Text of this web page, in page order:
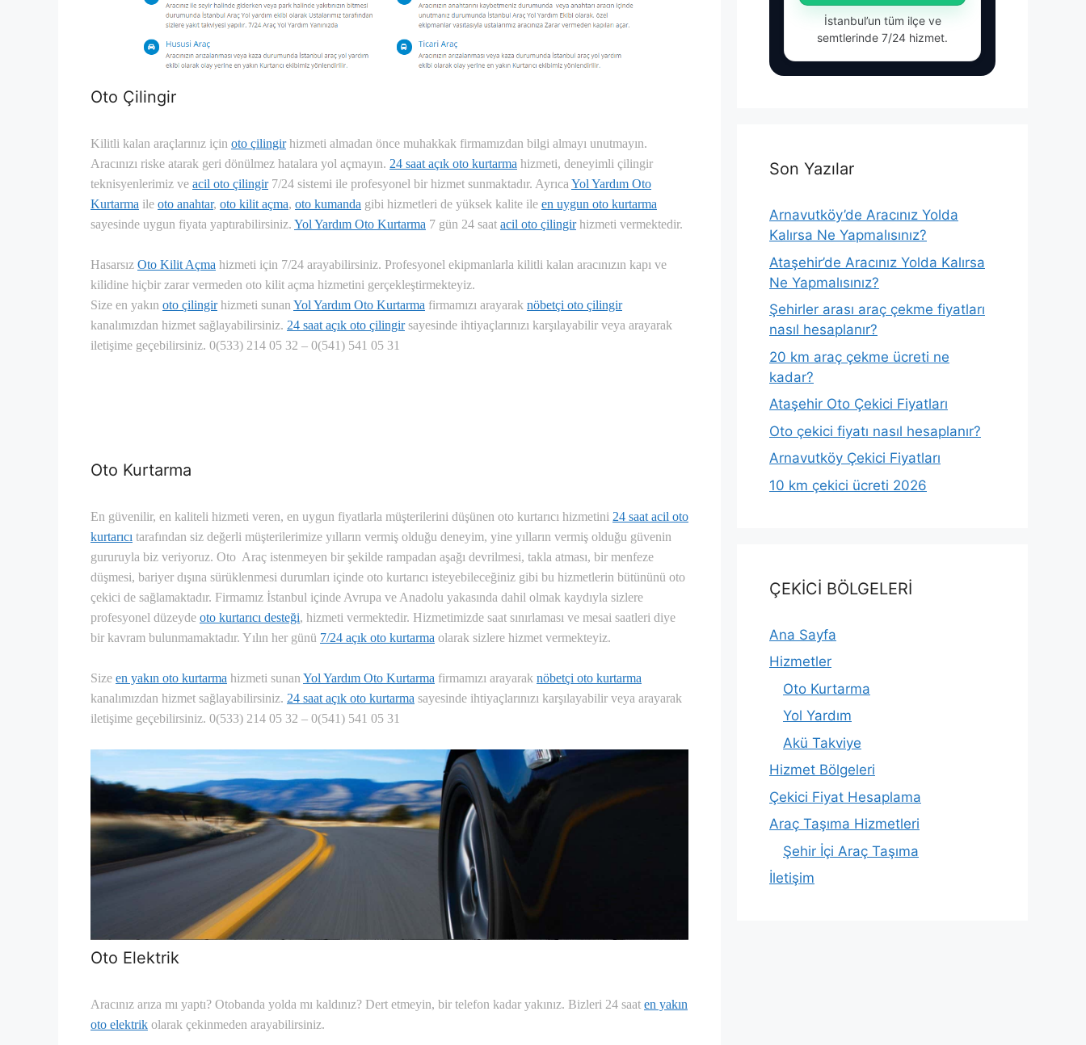
Oto Çilingir
Kilitli kalan araçlarınız için oto çilingirhizmeti almadan önce muhakkak firmamızdan bilgi almayı unutmayın.
Aracınızı riske atarak geri dönülmez hatalara yol açmayın. 24 saat açık oto kurtarma hizmeti, deneyimli çilingir
teknisyenlerimiz ve acil oto çilingir7/24 sistemi ile profesyonel bir hizmet sunmaktadır. Ayrıca Yol Yardım Oto
Kurtarma ile oto anahtar, oto kilit açma, oto kumanda gibi hizmetleri de yüksek kalite ile en uygun oto kurtarma
sayesinde uygun fiyata yaptırabilirsiniz. Yol Yardım Oto Kurtarma 7 gün 24 saat acil oto çilingirhizmeti vermektedir.
Hasarsız Oto Kilit Açma hizmeti için 7/24 arayabilirsiniz. Profesyonel ekipmanlarla kilitli kalan aracınızın kapı ve
kilidine hiçbir zarar vermeden oto kilit açma hizmetini gerçekleştirmekteyiz.
Size en yakın oto çilingirhizmeti sunan Yol Yardım Oto Kurtarma firmamızı arayarak nöbetçi oto çilingir
kanalımızdan hizmet sağlayabilirsiniz. 24 saat açık oto çilingirsayesinde ihtiyaçlarınızı karşılayabilir veya arayarak
iletişime geçebilirsiniz. 0(533) 214 05 32 – 0(541) 541 05 31
Oto Kurtarma
En güvenilir, en kaliteli hizmeti veren, en uygun fiyatlarla müşterilerini düşünen oto kurtarıcı hizmetini 24 saat acil oto
kurtarıcı tarafından siz değerli müşterilerimize yılların vermiş olduğu deneyim, yine yılların vermiş olduğu güvenin
gururuyla biz veriyoruz. Oto Araç istenmeyen bir şekilde rampadan aşağı devrilmesi, takla atması, bir menfeze
düşmesi, bariyer dışına sürüklenmesi durumları içinde oto kurtarıcı isteyebileceğiniz gibi bu hizmetlerin bütününü oto
çekici de sağlamaktadır. Firmamız İstanbul içinde Avrupa ve Anadolu yakasında dahil olmak kaydıyla sizlere
profesyonel düzeyde oto kurtarıcı desteği, hizmeti vermektedir. Hizmetimizde saat sınırlaması ve mesai saatleri diye
bir kavram bulunmamaktadır. Yılın her günü 7/24 açık oto kurtarma olarak sizlere hizmet vermekteyiz.
Size en yakın oto kurtarma hizmeti sunan Yol Yardım Oto Kurtarma firmamızı arayarak nöbetçi oto kurtarma
kanalımızdan hizmet sağlayabilirsiniz. 24 saat açık oto kurtarma sayesinde ihtiyaçlarınızı karşılayabilir veya arayarak
iletişime geçebilirsiniz. 0(533) 214 05 32 – 0(541) 541 05 31
Oto Elektrik
Aracınız arıza mı yaptı? Otobanda yolda mı kaldınız? Dert etmeyin, bir telefon kadar yakınız. Bizleri 24 saat en yakın
oto elektrik olarak çekinmeden arayabilirsiniz.
İstanbul’un tüm ilçe ve
semtlerinde 7/24 hizmet.
Son Yazılar
Arnavutköy’de Aracınız Yolda
Kalırsa Ne Yapmalısınız?
Ataşehir’de Aracınız Yolda Kalırsa
Ne Yapmalısınız?
Şehirler arası araç çekme fiyatları
nasıl hesaplanır?
20 km araç çekme ücreti ne
kadar?
Ataşehir Oto Çekici Fiyatları
Oto çekici fiyatı nasıl hesaplanır?
Arnavutköy Çekici Fiyatları
10 km çekici ücreti 2026
ÇEKİCİ BÖLGELERİ
Ana Sayfa
Hizmetler
Oto Kurtarma
Yol Yardım
Akü Takviye
Hizmet Bölgeleri
Çekici Fiyat Hesaplama
Araç Taşıma Hizmetleri
Şehir İçi Araç Taşıma
İletişim